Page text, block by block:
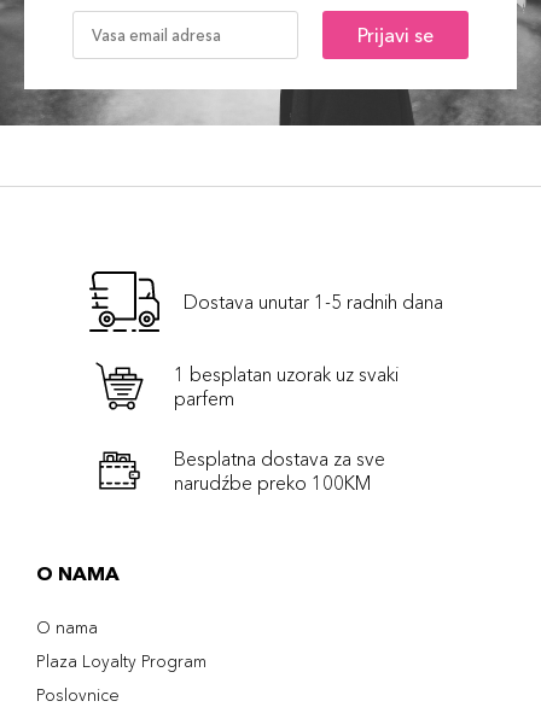
Prijavi se
Dostava unutar 1-5 radnih dana
1 besplatan uzorak uz svaki
parfem
Besplatna dostava za sve
narudźbe preko 100KM
O NAMA
O nama
Plaza Loyalty Program
Poslovnice